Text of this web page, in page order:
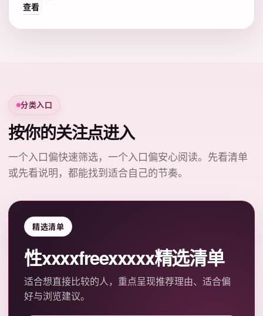
查看
分类入口
按你的关注点进入
一个入口偏快速筛选，一个入口偏安心阅读。先看清单
或先看说明，都能找到适合自己的节奏。
精选清单
性xxxxfreexxxxx精选清单
适合想直接比较的人，重点呈现推荐理由、适合偏
好与浏览建议。